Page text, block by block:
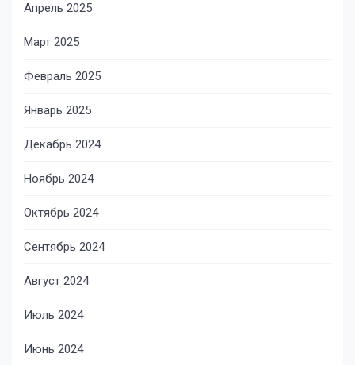
Апрель 2025
Март 2025
Февраль 2025
Январь 2025
Декабрь 2024
Ноябрь 2024
Октябрь 2024
Сентябрь 2024
Август 2024
Июль 2024
Июнь 2024